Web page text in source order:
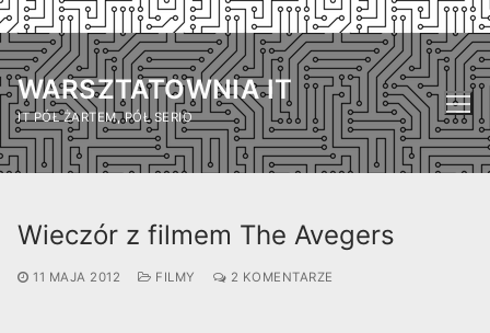
Przejdź
do
treści
WARSZTATOWNIA IT
IT PÓŁ ŻARTEM, PÓŁ SERIO
Wieczór z filmem The Avegers
11 MAJA 2012 FILMY 2 KOMENTARZE